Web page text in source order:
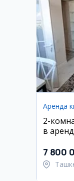
Аренда
2-
в
7 800